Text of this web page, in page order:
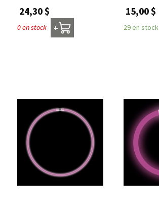
24,30 $
0 en stock +
15,00 $
29 en stock